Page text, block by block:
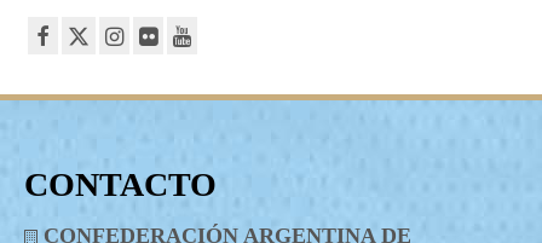
CONTACTO
CONFEDERACIÓN ARGENTINA DE